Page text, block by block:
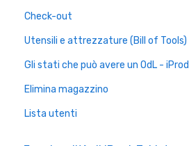
Check-out
Utensili e attrezzature (Bill of Tools)
Gli stati che può avere un OdL -
Elimina magazzino
Lista utenti